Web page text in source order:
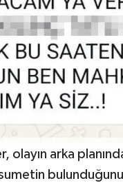
olayın arka